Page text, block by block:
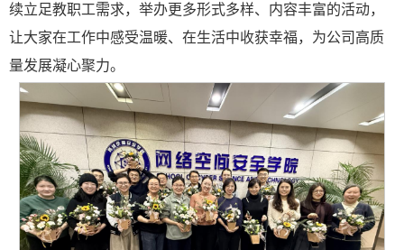
续立足教职工需求，举办更多形式多样、内容丰富的活动，
让大家在工作中感受温暖、在生活中收获幸福，为公司高质
量发展凝心聚力。